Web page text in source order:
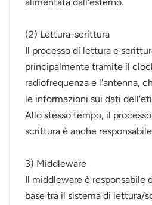
(2) Lettura-scrittura
Il processo di lettura e
principalmente tramite il
radiofrequenza e l'antenna,
le informazioni sui dati
Allo stesso tempo, il
scrittura è anche
3) Middleware
Il middleware è responsabile
base tra il sistema di lettura/